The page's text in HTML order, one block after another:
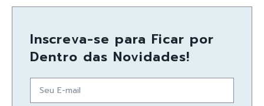
Inscreva-se para Ficar por
Dentro das Novidades!